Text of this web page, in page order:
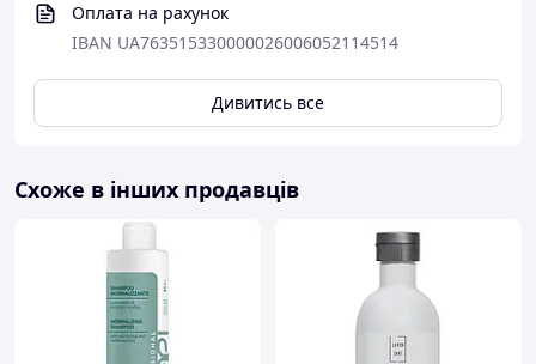
Оплата на рахунок
IBAN UA763515330000026006052114514
Дивитись все
Схоже в інших продавців